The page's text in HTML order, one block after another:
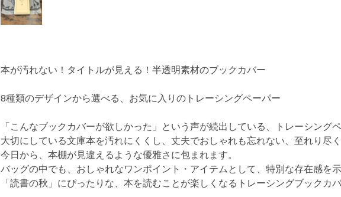
本が汚れない！タイトルが見える！半透明素材のブックカバー
8種類のデザインから選べる、お気に入りのトレーシングペーパー
「こんなブックカバーが欲しかった」という声が続出している、トレーシング
大切にしている文庫本を汚れにくくし、丈夫でおしゃれも忘れない、至れり尽く
今日から、本棚が見違えるような優雅さに包まれます。
バッグの中でも、おしゃれなワンポイント・アイテムとして、特別な存在感を示
「読書の秋」にぴったりな、本を読むことが楽しくなるトレーシングブックカ